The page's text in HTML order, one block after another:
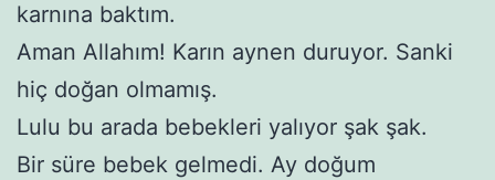
karnına baktım.
Aman Allahım! Karın aynen duruyor. Sanki
hiç doğan olmamış.
Lulu bu arada bebekleri yalıyor şak şak.
Bir süre bebek gelmedi. Ay doğum